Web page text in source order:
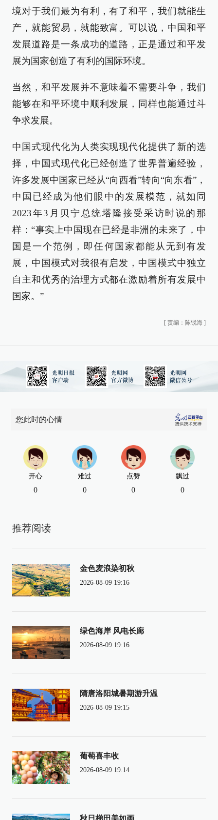
境对于我们最为有利，有了和平，我们就能生
产，就能贸易，就能致富。可以说，中国和平
发展道路是一条成功的道路，正是通过和平发
展为国家创造了有利的国际环境。
当然，和平发展并不意味着不需要斗争，我们
能够在和平环境中顺利发展，同样也能通过斗
争求发展。
中国式现代化为人类实现现代化提供了新的选
择，中国式现代化已经创造了世界普遍经验，
许多发展中国家已经从“向西看”转向“向东看”，
中国已经成为他们眼中的发展模范，就如同
2023年3月贝宁总统塔隆接受采访时说的那
样：“事实上中国现在已经是非洲的未来了，中
国是一个范例，即任何国家都能从无到有发
展，中国模式对我很有启发，中国模式中独立
自主和优秀的治理方式都在激励着所有发展中
国家。”
[ 责编：陈锐海 ]
您此时的心情
开心
0
难过
0
点赞
0
飘过
0
推荐阅读
金色麦浪染初秋
2026-08-09 19:16
绿色海岸 风电长廊
2026-08-09 19:16
隋唐洛阳城暑期游升温
2026-08-09 19:15
葡萄喜丰收
2026-08-09 19:14
秋日梯田美如画